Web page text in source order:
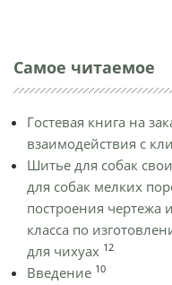
Самое читаемое
Гостевая книга на
взаимодействия с
Шитье для собак
для собак мелких
построения чертежа
класса по
для чихуах 12
Введение 10